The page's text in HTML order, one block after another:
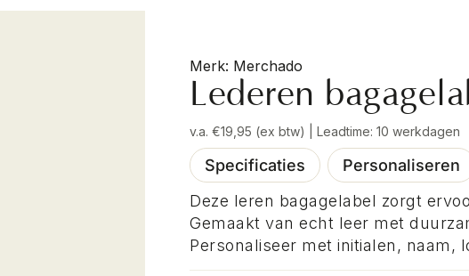
Merchado
Lederen
v.a. €19,95 (ex btw) | Leadtime: 10 werkdagen
Specificaties Personaliseren
Deze leren bagagelabel zorgt
Gemaakt van echt leer met
Personaliseer met initialen, naam,